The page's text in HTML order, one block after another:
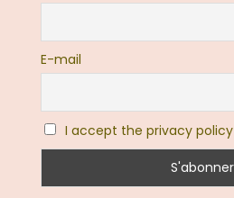
E-mail
I accept the privacy policy